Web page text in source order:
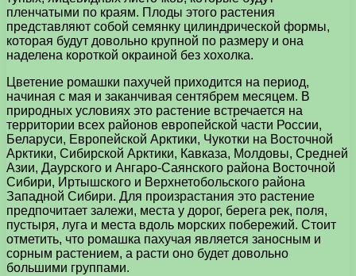
пленчатыми по краям. Плоды этого растения
представляют собой семянку цилиндрической формы,
которая будут довольно крупной по размеру и она
наделена короткой окраиной без хохолка.
Цветение ромашки пахучей приходится на период,
начиная с мая и заканчивая сентябрем месяцем. В
природных условиях это растение встречается на
территории всех районов европейской части России,
Беларуси, Европейской Арктики, Чукотки на Восточной
Арктики, Сибирской Арктики, Кавказа, Молдовы, Средней
Азии, Даурского и Ангаро-Саянского района Восточной
Сибири, Иртышского и Верхнетобольского района
Западной Сибири. Для произрастания это растение
предпочитает залежи, места у дорог, берега рек, поля,
пустыря, луга и места вдоль морских побережий. Стоит
отметить, что ромашка пахучая является заносным и
сорным растением, а расти оно будет довольно
большими группами.